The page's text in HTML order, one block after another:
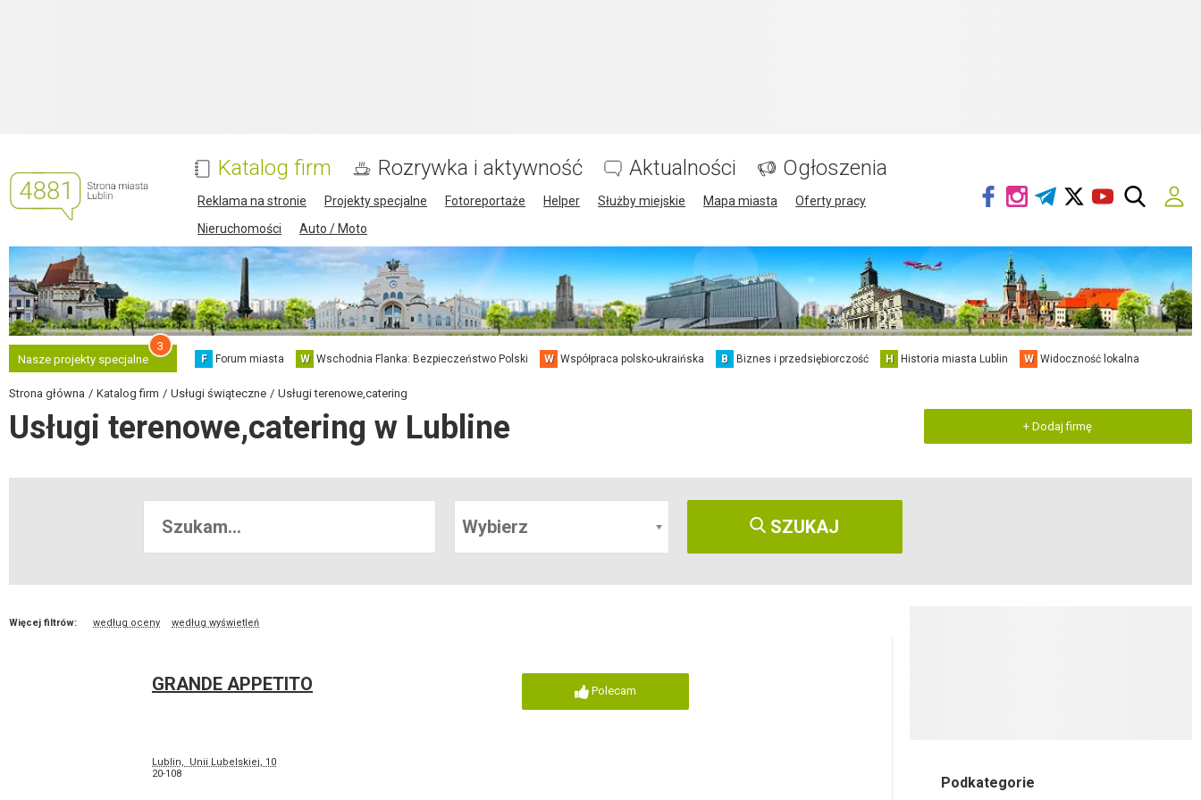
Katalog firm Rozrywka i aktywność Aktualności Ogłoszenia
Reklama na stronie Projekty specjalne Fotoreportaże Helper Służby miejskie Mapa miasta
Oferty pracy
Nieruchomości
Auto / Moto
Nasze projekty specjalne
3
F Forum miasta W Wschodnia Flanka: Bezpieczeństwo Polski W Współpraca polsko-ukraińska B Biznes i przedsiębiorczość H Historia miasta Lublin W Widoczność lokalna
Strona główna Katalog firm Usługi świąteczne Usługi terenowe,catering
Usługi terenowe,catering w Lubline + Dodaj firmę
Wybierz SZUKAJ
Więcej filtrów: według oceny według wyświetleń
GRANDE APPETITO
Lublin, Unii Lubelskiej, 10
20-108
Polecam
Podkategorie